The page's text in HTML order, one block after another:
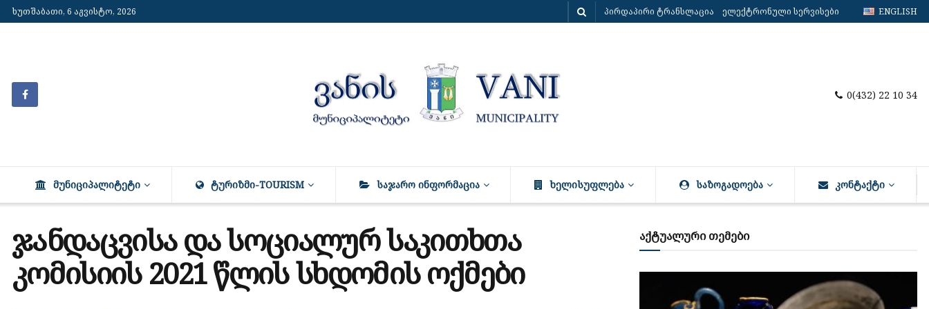
ხუთშაბათი, 6 აგვისტო, 2026 პირდაპირი ტრანსლაცია ელექტრონული სერვისები ENGLISH
0(432) 22 10 34
ᲛᲣᲜᲘᲪᲘᲞᲐᲚᲘᲢᲔᲢᲘ ᲢᲣᲠᲘᲖᲛᲘ-TOURISM ᲡᲐᲯᲐᲠᲝ ᲘᲜᲤᲝᲠᲛᲐᲪᲘᲐ ᲮᲔᲚᲘᲡᲣᲤᲚᲔᲑᲐ ᲡᲐᲖᲝᲒᲐᲓᲝᲔᲑᲐ ᲙᲝᲜᲢᲐᲥᲢᲘ
ჯანდაცვისა და სოციალურ საკითხთა
კომისიის 2021 წლის სხდომის ოქმები
აქტუალური თემები